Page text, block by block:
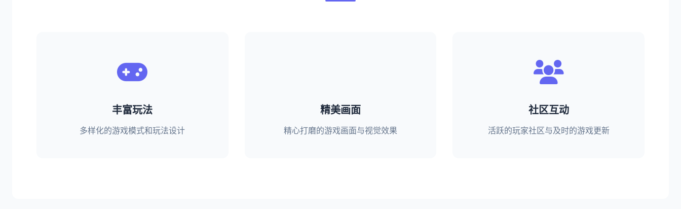
丰富玩法
多样化的游戏模式和玩法设计
精美画面
精心打磨的游戏画面与视觉效果
社区互动
活跃的玩家社区与及时的游戏更新